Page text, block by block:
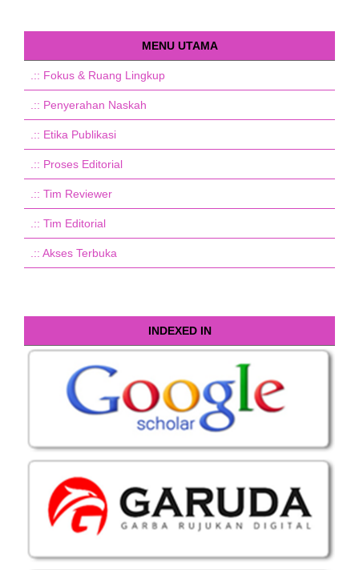
MENU UTAMA
.:: Fokus & Ruang Lingkup
.:: Penyerahan Naskah
.:: Etika Publikasi
.:: Proses Editorial
.:: Tim Reviewer
.:: Tim Editorial
.:: Akses Terbuka
INDEXED IN